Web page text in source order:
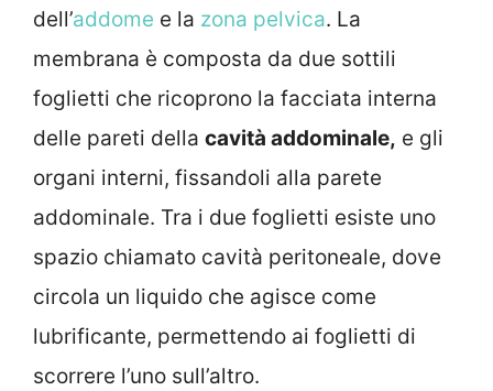
dell’addome e la zona pelvica. La
membrana è composta da due sottili
foglietti che ricoprono la facciata interna
delle pareti della cavità addominale, e gli
organi interni, fissandoli alla parete
addominale. Tra i due foglietti esiste uno
spazio chiamato cavità peritoneale, dove
circola un liquido che agisce come
lubrificante, permettendo ai foglietti di
scorrere l’uno sull’altro.